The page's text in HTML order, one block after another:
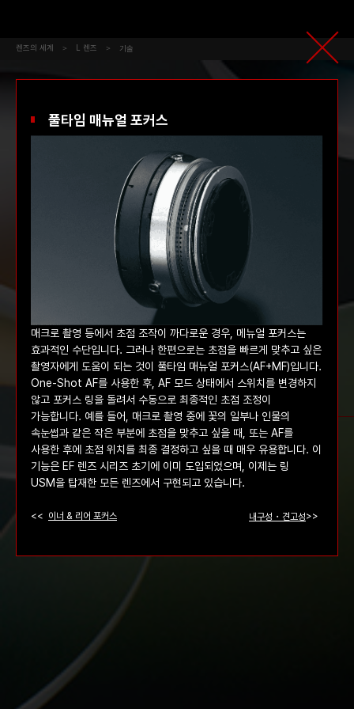
풀타임 매뉴얼 포커스
매크로 촬영 등에서 초점 조작이 까다로운 경우, 메뉴얼 포커스는
효과적인 수단입니다. 그러나 한편으로는 초점을 빠르게 맞추고 싶은
촬영자에게 도움이 되는 것이 풀타임 매뉴얼 포커스(AF+MF)입니다.
One-Shot AF를 사용한 후, AF 모드 상태에서 스위치를 변경하지
않고 포커스 링을 돌려서 수동으로 최종적인 초점 조정이
가능합니다. 예를 들어, 매크로 촬영 중에 꽃의 일부나 인물의
속눈썹과 같은 작은 부분에 초점을 맞추고 싶을 때, 또는 AF를
사용한 후에 초점 위치를 최종 결정하고 싶을 때 매우 유용합니다. 이
기능은 EF 렌즈 시리즈 초기에 이미 도입되었으며, 이제는 링
USM을 탑재한 모든 렌즈에서 구현되고 있습니다.
이너 & 리어 포커스 내구성・견고성
렌즈의 세계 L 렌즈 기술
L 렌즈의 세계
기술